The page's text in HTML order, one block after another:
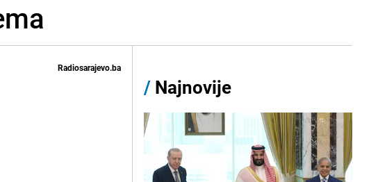
Radiosarajevo.ba
/ Najnovije